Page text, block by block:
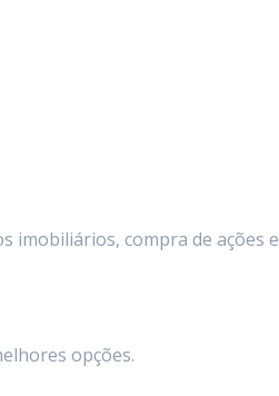
imobiliários, compra de ações e
opções.